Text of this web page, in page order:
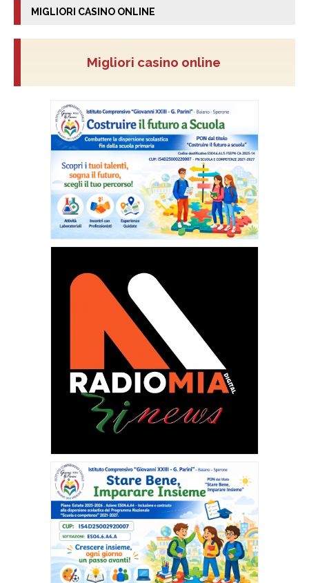
MIGLIORI CASINO ONLINE
Migliori casino online